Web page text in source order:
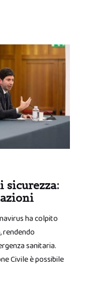
sicurezza:
ha colpito
rendendo
sanitaria.
Civile è possibile